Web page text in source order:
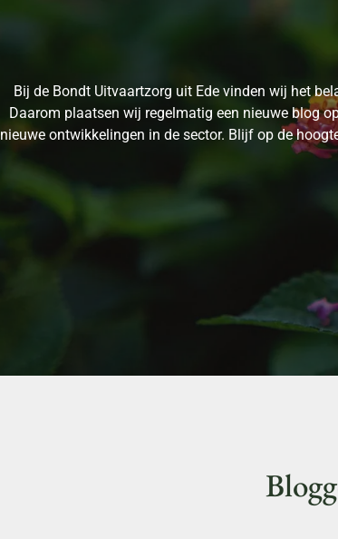
Bij de Bondt Uitvaartzorg uit Ede vinden wij het
Daarom plaatsen wij regelmatig een nieuwe blog
nieuwe ontwikkelingen in de sector. Blijf op de